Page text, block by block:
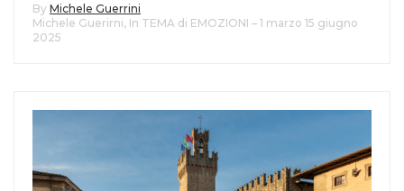
By Michele Guerrini
Michele Guerirni, In TEMA di EMOZIONI – 1 marzo 15 giugno
2025